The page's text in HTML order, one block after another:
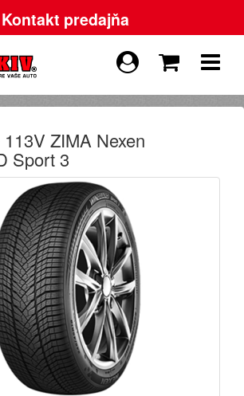
Kontakt predajňa
ZIMA Nexen
Sport 3